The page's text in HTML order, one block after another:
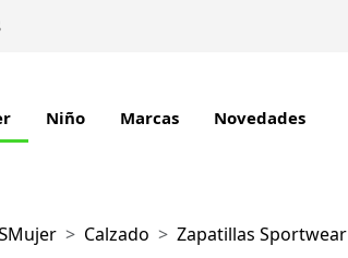
Niño Marcas Novedades
Mujer Calzado Zapatillas Sportwear